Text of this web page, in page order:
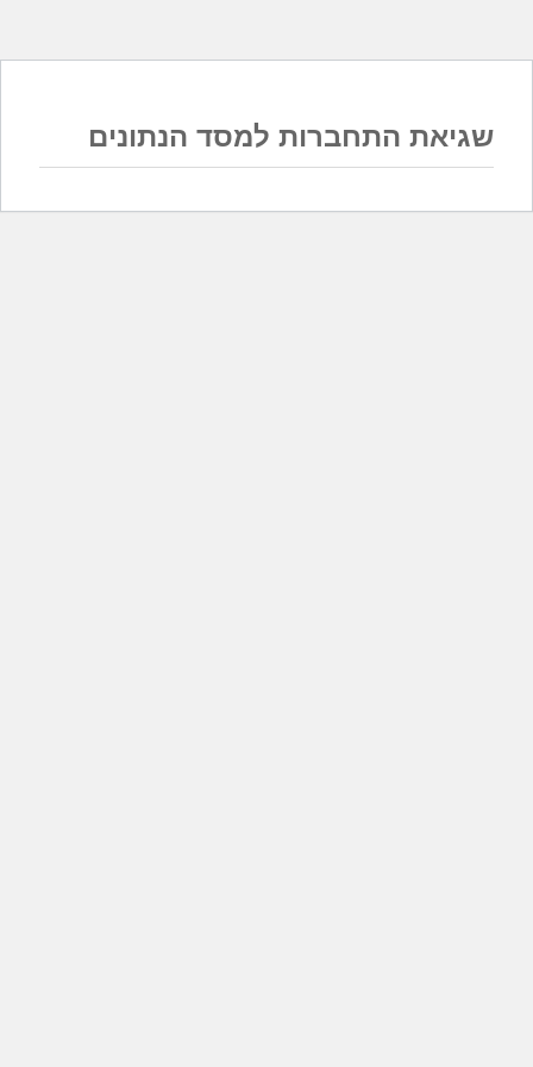
שגיאת התחברות למסד הנתונים